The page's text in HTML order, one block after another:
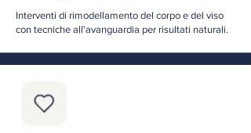
Interventi di rimodellamento del corpo e del viso
con tecniche all'avanguardia per risultati naturali.